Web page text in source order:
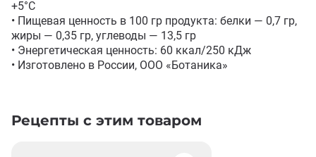
+5°C
• Пищевая ценность в 100 гр продукта: белки — 0,7 гр,
жиры — 0,35 гр, углеводы — 13,5 гр
• Энергетическая ценность: 60 ккал/250 кДж
• Изготовлено в России, ООО «Ботаника»
Рецепты с этим товаром